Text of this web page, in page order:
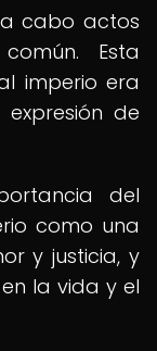
a cabo actos
Esta
imperio era
de
del
como una
y justicia, y
la vida y el